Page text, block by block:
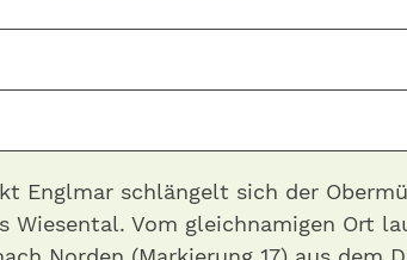
Englmar schlängelt sich der
Wiesental. Vom gleichnamigen Ort